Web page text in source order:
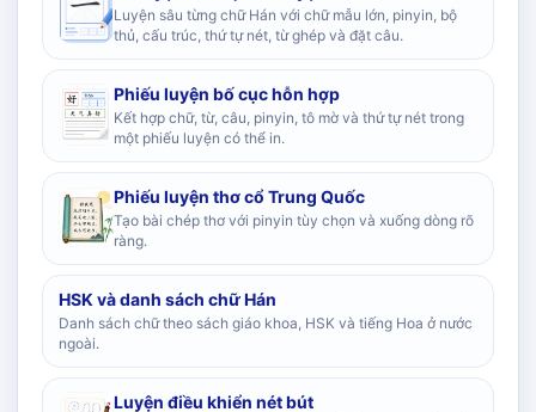
Luyện sâu từng chữ Hán với chữ mẫu lớn, pinyin, bộ
thủ, cấu trúc, thứ tự nét, từ ghép và đặt câu.
Phiếu luyện bố cục hỗn hợp
Kết hợp chữ, từ, câu, pinyin, tô mờ và thứ tự nét trong
một phiếu luyện có thể in.
Phiếu luyện thơ cổ Trung Quốc
Tạo bài chép thơ với pinyin tùy chọn và xuống dòng rõ
ràng.
HSK và danh sách chữ Hán
Danh sách chữ theo sách giáo khoa, HSK và tiếng Hoa ở nước
ngoài.
Luyện điều khiển nét bút